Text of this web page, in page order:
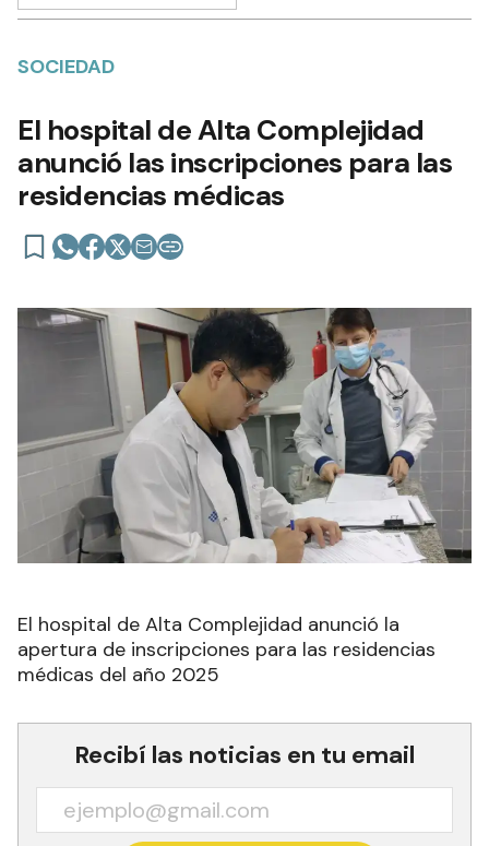
SOCIEDAD
El hospital de Alta Complejidad
anunció las inscripciones para las
residencias médicas
El hospital de Alta Complejidad anunció la
apertura de inscripciones para las residencias
médicas del año 2025
Recibí las noticias en tu email